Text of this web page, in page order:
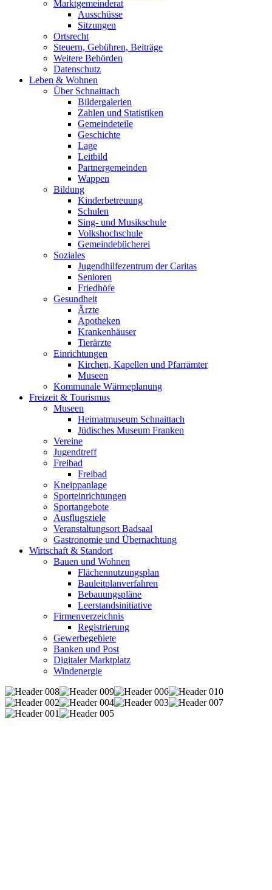
Marktgemeinderat
Ausschüsse
Sitzungen
Ortsrecht
Steuern, Gebühren, Beiträge
Weitere Behörden
Datenschutz
Leben & Wohnen
Über Schnaittach
Bildergalerien
Zahlen und Statistiken
Gemeindeteile
Geschichte
Lage
Leitbild
Partnergemeinden
Wappen
Bildung
Kinderbetreuung
Schulen
Sing- und Musikschule
Volkshochschule
Gemeindebücherei
Soziales
Jugendhilfezentrum der Caritas
Senioren
Friedhöfe
Gesundheit
Ärzte
Apotheken
Krankenhäuser
Tierärzte
Einrichtungen
Kirchen, Kapellen und Pfarrämter
Museen
Kommunale Wärmeplanung
Freizeit & Tourismus
Museen
Heimatmuseum Schnaittach
Jüdisches Museum Franken
Vereine
Jugendtreff
Freibad
Freibad
Kneippanlage
Sporteinrichtungen
Sportangebote
Ausflugsziele
Veranstaltungsort Badsaal
Gastronomie und Übernachtung
Wirtschaft & Standort
Bauen und Wohnen
Flächennutzungsplan
Bauleitplanverfahren
Bebauungspläne
Leerstandsinitiative
Firmenverzeichnis
Registrierung
Gewerbegebiete
Banken und Post
Digitaler Marktplatz
Windenergie